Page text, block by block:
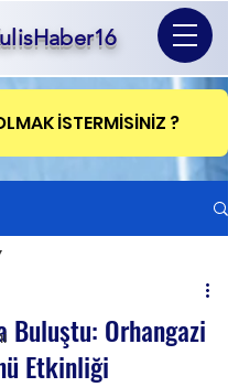
İSTERMİSİNİZ ?
Buluştu: Orhangazi
Etkinliği